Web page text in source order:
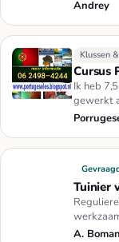
Andrey
Klussen
Cursus
Ik heb
gewerkt
wordt
Tuinier
struweel
A.